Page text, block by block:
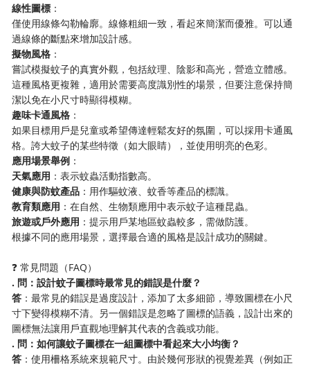
​線性圖標​ ​：
僅使用線條勾勒輪廓。線條粗細一致，看起來簡潔而優雅。可以通
過線條的斷點來增加設計感。
​擬物風格​ ​：
嘗試模擬蚊子的真實外觀，包括紋理、陰影和高光，營造立體感。
這種風格更複雜，適用於需要高度識別性的場景，但要注意保持簡
潔以免在小尺寸時顯得模糊。
​趣味卡通風格​ ​：
如果目標用戶是兒童或希望傳達輕鬆友好的氛圍，可以採用卡通風
格。誇大蚊子的某些特徵（如大眼睛），並使用明亮的色彩。
​應用場景舉例​ ​：
​天氣應用​ ​：表示蚊蟲活動指數高。
​健康與防蚊產品​ ​：用作驅蚊液、蚊香等產品的標識。
​教育類應用​ ​：在自然、生物類應用中表示蚊子這種昆蟲。
​旅遊或戶外應用​ ​：提示用戶某地區蚊蟲較多，需做防護。
根據不同的應用場景，選擇最合適的風格是設計成功的關鍵。
❓ 常見問題（FAQ）
​. 問：設計蚊子圖標時最常見的錯誤是什麼？​
​答​ ​：最常見的錯誤是過度設計，添加了太多細節，導致圖標在小尺
寸下變得模糊不清。另一個錯誤是忽略了圖標的語義，設計出來的
圖標無法讓用戶直觀地理解其代表的含義或功能。
​. 問：如何讓蚊子圖標在一組圖標中看起來大小均衡？​
​答​ ​：使用柵格系統來規範尺寸。由於幾何形狀的視覺差異（例如正